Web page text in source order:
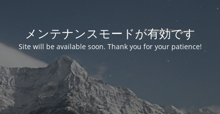
メンテナンスモードが有効です
Site will be available soon. Thank you for your patience!